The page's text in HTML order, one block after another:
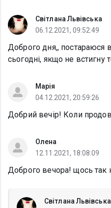
Світлана Львівська
06.12.2021, 09:52:49
Доброго дня,, постараюся
сьогодні, якщо не встигну
Марія
04.12.2021, 20:59:26
Добрий вечір! Коли
Олена
12.11.2021, 18:08:09
Доброго вечора! щось так
Світлана Львівська